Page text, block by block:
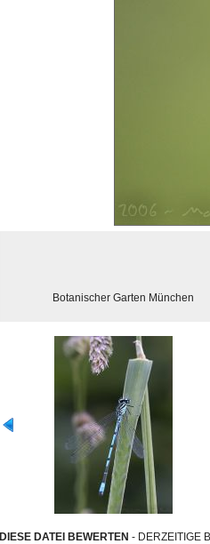
Botanischer Garten München
DIESE DATEI BEWERTEN - DERZEITIGE